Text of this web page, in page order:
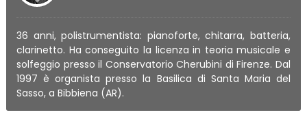
36 anni, polistrumentista: pianoforte, chitarra, batteria,
clarinetto. Ha conseguito la licenza in teoria musicale e
solfeggio presso il Conservatorio Cherubini di Firenze. Dal
1997 è organista presso la Basilica di Santa Maria del
Sasso, a Bibbiena (AR).